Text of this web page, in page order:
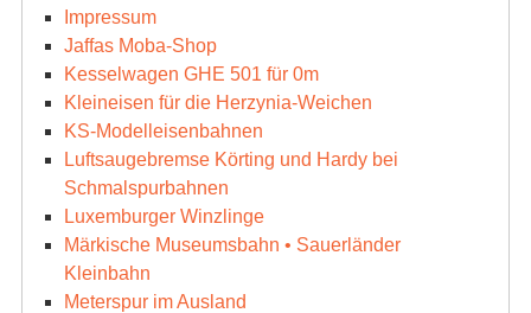
Impressum
Jaffas Moba-Shop
Kesselwagen GHE 501 für 0m
Kleineisen für die Herzynia-Weichen
KS-Modelleisenbahnen
Luftsaugebremse Körting und Hardy bei
Schmalspurbahnen
Luxemburger Winzlinge
Märkische Museumsbahn • Sauerländer
Kleinbahn
Meterspur im Ausland